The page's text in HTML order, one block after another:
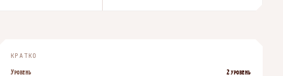
КРАТКО
Уровень 2 уровень